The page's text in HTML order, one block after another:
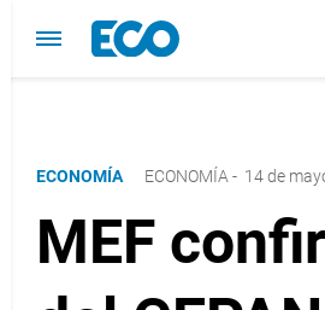
ECONOMÍA ECONOMÍA - 14 de
MEF